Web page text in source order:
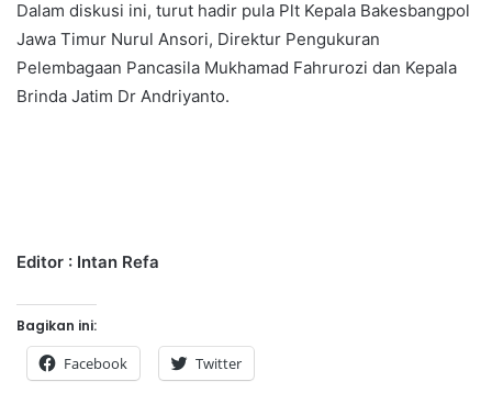
Dalam diskusi ini, turut hadir pula Plt Kepala Bakesbangpol
Jawa Timur Nurul Ansori, Direktur Pengukuran
Pelembagaan Pancasila Mukhamad Fahrurozi dan Kepala
Brinda Jatim Dr Andriyanto.
Editor : Intan Refa
Bagikan ini:
Facebook Twitter